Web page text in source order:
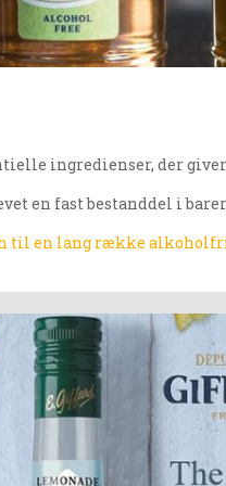
ingredienser, der
en fast bestanddel i
til en lang række